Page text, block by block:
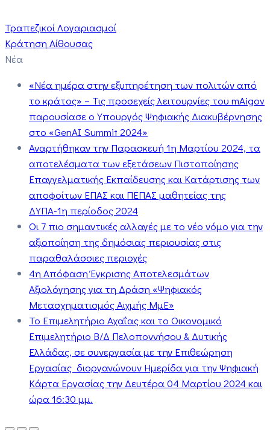
Τραπεζικοί Λογαριασμοί
Κράτηση Αίθουσας
Νέα
«Νέα ημέρα στην εξυπηρέτηση των πολιτών από
το κράτος» – Τις προσεχείς λειτουργίες του mAigov
παρουσίασε ο Υπουργός Ψηφιακής Διακυβέρνησης
στο «GenAI Summit 2024»
Αναρτήθηκαν την Παρασκευή 1η Μαρτίου 2024, τα
αποτελέσματα των εξετάσεων Πιστοποίησης
Επαγγελματικής Εκπαίδευσης και Κατάρτισης των
αποφοίτων ΕΠΑΣ και ΠΕΠΑΣ μαθητείας της
ΔΥΠΑ-1η περίοδος 2024
Οι 7 πιο σημαντικές αλλαγές με το νέο νόμο για την
αξιοποίηση της δημόσιας περιουσίας στις
παραθαλάσσιες περιοχές
4η Απόφαση Έγκρισης Αποτελεσμάτων
Αξιολόγησης για τη Δράση «Ψηφιακός
Μετασχηματισμός Αιχμής ΜμΕ»
Το Επιμελητήριο Αχαΐας και το Οικονομικό
Επιμελητήριο Β/Δ Πελοποννήσου & Δυτικής
Ελλάδας, σε συνεργασία με την Επιθεώρηση
Εργασίας διοργανώνουν Ημερίδα για την Ψηφιακή
Κάρτα Εργασίας την Δευτέρα 04 Μαρτίου 2024 και
ώρα 16:30 μμ.